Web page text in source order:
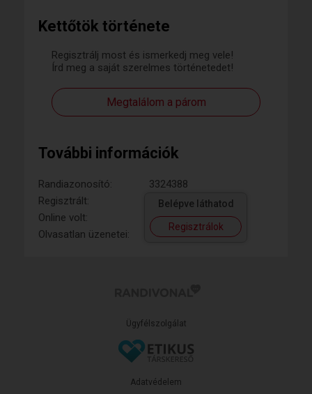
Kettőtök története
Regisztrálj most és ismerkedj meg vele!
Írd meg a saját szerelmes történetedet!
Megtalálom a párom
További információk
Randiazonosító:
3324388
Regisztrált:
Online volt:
Olvasatlan üzenetei:
Belépve láthatod
Regisztrálok
Ügyfélszolgálat
Adatvédelem